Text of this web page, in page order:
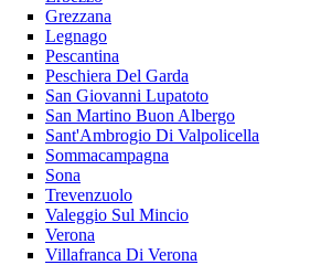
Grezzana
Legnago
Pescantina
Peschiera Del Garda
San Giovanni Lupatoto
San Martino Buon Albergo
Sant'Ambrogio Di Valpolicella
Sommacampagna
Sona
Trevenzuolo
Valeggio Sul Mincio
Verona
Villafranca Di Verona